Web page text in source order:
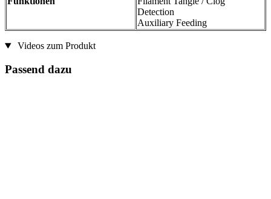
Detection
Auxiliary Feeding
Videos zum Produkt
Passend dazu